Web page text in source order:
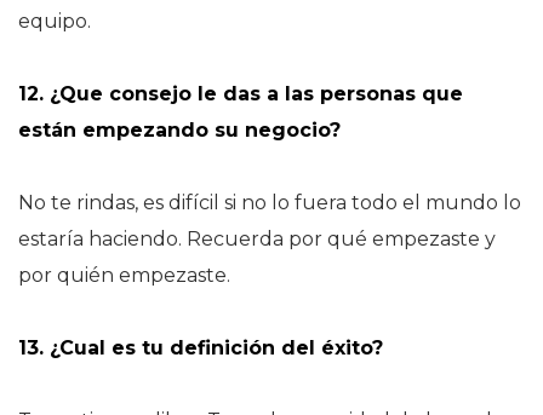
equipo.
12. ¿Que consejo le das a las personas que
están empezando su negocio?
No te rindas, es difícil si no lo fuera todo el mundo lo
estaría haciendo. Recuerda por qué empezaste y
por quién empezaste.
13. ¿Cual es tu definición del éxito?